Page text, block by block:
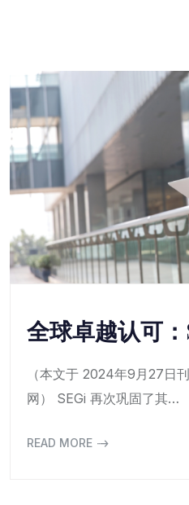
全球卓越认可
（本文于 2024年9月27日
网） SEGi 再次巩固了其…
READ MORE